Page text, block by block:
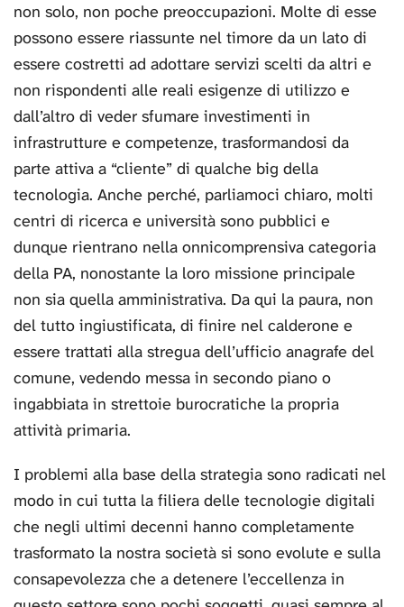
non solo, non poche preoccupazioni. Molte di esse
possono essere riassunte nel timore da un lato di
essere costretti ad adottare servizi scelti da altri e
non rispondenti alle reali esigenze di utilizzo e
dall’altro di veder sfumare investimenti in
infrastrutture e competenze, trasformandosi da
parte attiva a “cliente” di qualche big della
tecnologia. Anche perché, parliamoci chiaro, molti
centri di ricerca e università sono pubblici e
dunque rientrano nella onnicomprensiva categoria
della PA, nonostante la loro missione principale
non sia quella amministrativa. Da qui la paura, non
del tutto ingiustificata, di finire nel calderone e
essere trattati alla stregua dell’ufficio anagrafe del
comune, vedendo messa in secondo piano o
ingabbiata in strettoie burocratiche la propria
attività primaria.
I problemi alla base della strategia sono radicati nel
modo in cui tutta la filiera delle tecnologie digitali
che negli ultimi decenni hanno completamente
trasformato la nostra società si sono evolute e sulla
consapevolezza che a detenere l’eccellenza in